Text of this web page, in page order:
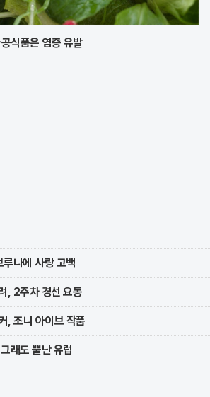
식품은 염증 유발
나에 사랑 고백
, 2주차 경선 요동
, 조니 아이브 작품
래도 뿔난 유럽